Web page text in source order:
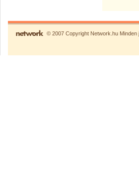
© 2007 Copyright Network.hu Minden